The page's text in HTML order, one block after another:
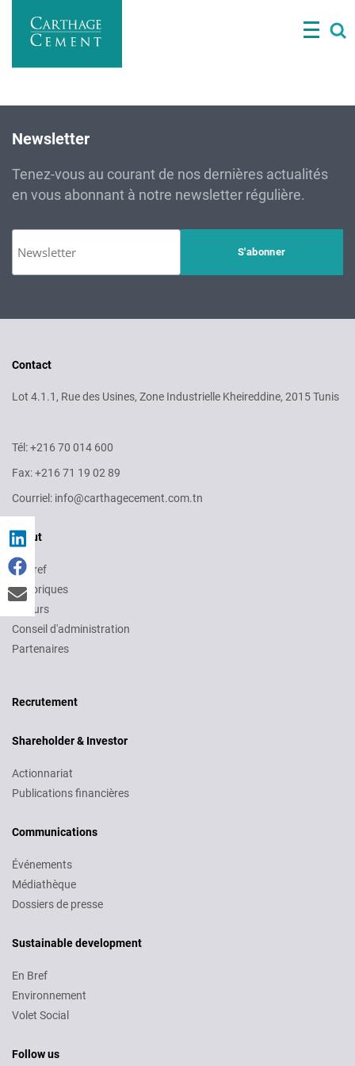
contenu
Newsletter
Tenez-vous au courant de nos dernières actualités
en vous abonnant à notre newsletter régulière.
Contact
Lot 4.1.1, Rue des Usines, Zone Industrielle Kheireddine, 2015 Tunis
Tél: +216 70 014 600
Fax: +216 71 19 02 89
Courriel: info@carthagecement.com.tn
About
En bref
Historiques
Valeurs
Conseil d'administration
Partenaires
Recrutement
Shareholder & Investor
Actionnariat
Publications financières
Communications
Événements
Médiathèque
Dossiers de presse
Sustainable development
En Bref
Environnement
Volet Social
Follow us